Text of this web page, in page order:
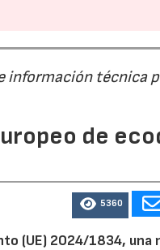
información técnica
de
5360
(UE) 2024/1834, una